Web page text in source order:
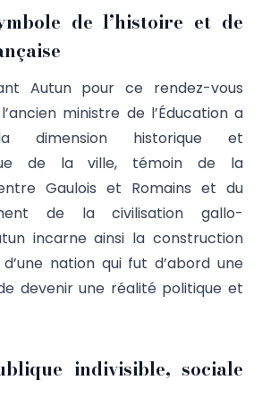
de l’histoire et de
Autun pour ce rendez-vous
ministre de l’Éducation a
dimension historique et
de la ville, témoin de la
Gaulois et Romains et du
de la civilisation gallo-
incarne ainsi la construction
nation qui fut d’abord une
devenir une réalité politique et
indivisible, sociale